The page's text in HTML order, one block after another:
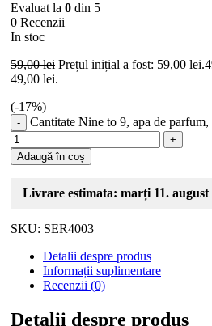
Evaluat la 0 din 5
0 Recenzii
In stoc
59,00lei Prețul inițial a fost: 59,00 lei.
49,00 lei.
(-17%)
Cantitate Nine to 9, apa de parfum,
Adaugă în coș
Livrare estimata: marți 11.
SKU: SER4003
Detalii despre produs
Informații suplimentare
Recenzii (0)
Detalii despre produs